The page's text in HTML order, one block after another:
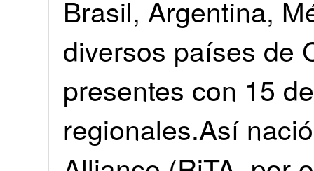
Brasil, Argentina,
diversos países de
presentes con 15
regionales.Así